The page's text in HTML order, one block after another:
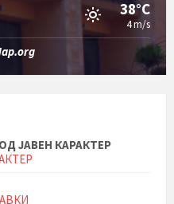
38°C
4 m/s
ЈАВЕН КАРАКТЕР